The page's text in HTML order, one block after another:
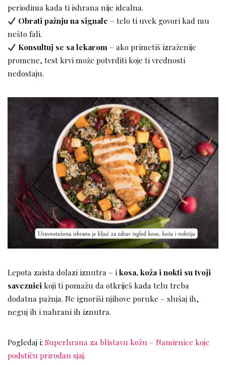
periodima kada ti ishrana nije idealna.
Obrati pažnju na signale – telo ti uvek govori kad mu
nešto fali.
Konsultuj se sa lekarom – ako primetiš izraženije
promene, test krvi može potvrditi koje ti vrednosti
nedostaju.
Lepota zaista dolazi iznutra – ikosa, koža i nokti su tvoji
saveznici koji ti pomažu da otkriješ kada telu treba
dodatna pažnja. Ne ignoriši njihove poruke – slušaj ih,
neguj ih i nahrani ih iznutra.
Pogledaj i: Superhrana za blistavu kožu – Namirnice koje
podstiču prirodan sjaj.